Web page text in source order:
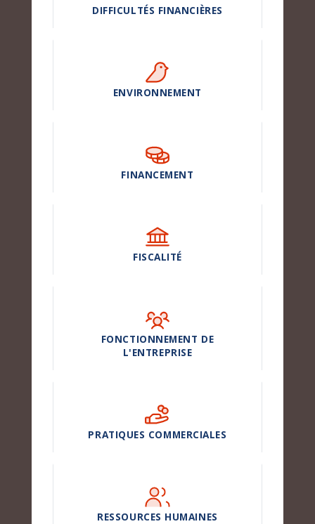
DIFFICULTÉS FINANCIÈRES
ENVIRONNEMENT
FINANCEMENT
FISCALITÉ
FONCTIONNEMENT DE
L'ENTREPRISE
PRATIQUES COMMERCIALES
RESSOURCES HUMAINES